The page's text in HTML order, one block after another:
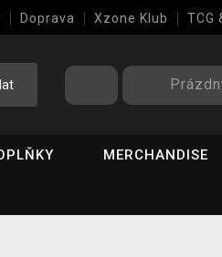
Doprava Xzone Klub TCG
MERCHANDISE